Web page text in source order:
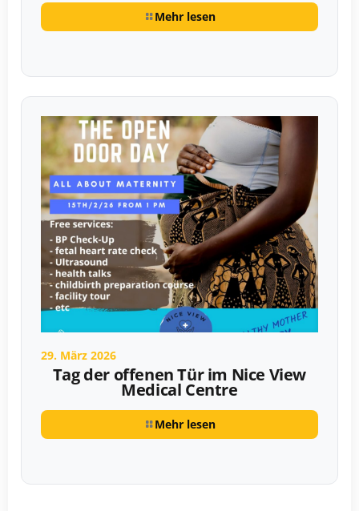
Mehr lesen
29. März 2026
Tag der offenen Tür im Nice View
Medical Centre
Mehr lesen